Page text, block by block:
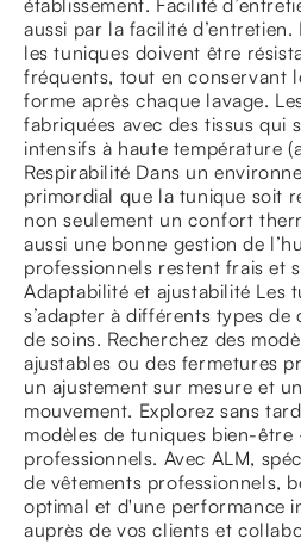
établissement. Facilité
aussi par la facilité
les tuniques doivent être
fréquents, tout en conservant
forme après chaque lavage.
fabriquées avec des tissus qui
intensifs à haute température
Respirabilité Dans un
primordial que la tunique soit
non seulement un confort
aussi une bonne gestion de
professionnels restent frais et
Adaptabilité et ajustabilité Les
s’adapter à différents types
de soins. Recherchez des
ajustables ou des fermetures
un ajustement sur mesure et
mouvement. Explorez sans
modèles de tuniques bien-être
professionnels. Avec ALM,
de vêtements professionnels,
optimal et d'une performance
auprès de vos clients et